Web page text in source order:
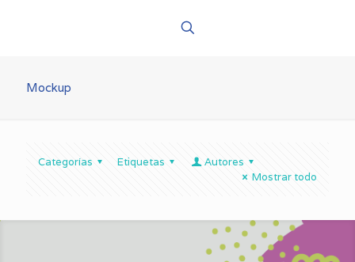
Mockup
Categorías Etiquetas
Autores
Mostrar todo